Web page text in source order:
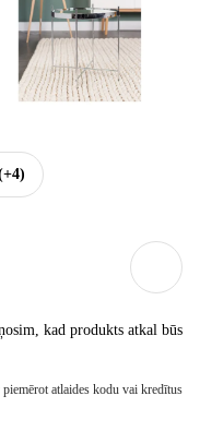
kad produkts atkal būs
piemērot atlaides kodu vai kredītus